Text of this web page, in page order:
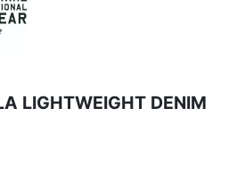
LIGHTWEIGHT DENIM